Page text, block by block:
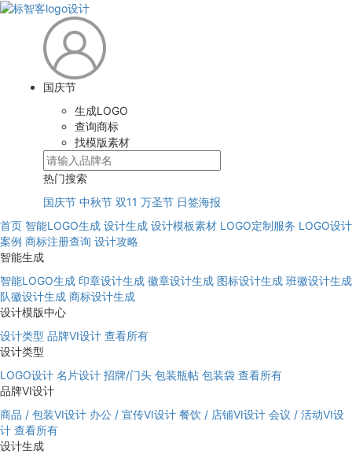
国庆节
生成LOGO
查询商标
找模版素材
热门搜索
国庆节 中秋节 双11 万圣节 日签海报
首页 智能LOGO生成 设计生成 设计模板素材 LOGO定制服务 LOGO设计
案例 商标注册查询 设计攻略
智能生成
智能LOGO生成 印章设计生成 徽章设计生成 图标设计生成 班徽设计生成
队徽设计生成 商标设计生成
设计模版中心
设计类型 品牌VI设计 查看所有
设计类型
LOGO设计 名片设计 招牌/门头 包装瓶帖 包装袋 查看所有
品牌VI设计
商品 / 包装VI设计 办公 / 宣传VI设计 餐饮 / 店铺VI设计 会议 / 活动VI设
计 查看所有
设计生成